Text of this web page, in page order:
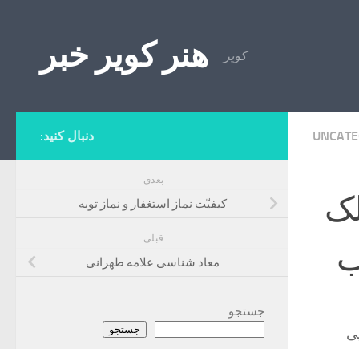
هنر کویر خبر کویر
دنبال کنید:
بعدی
کیفیّت نماز استغفار و نماز توبه
قبلی
معاد شناسی علامه طهرانی
جستجو
جستجو